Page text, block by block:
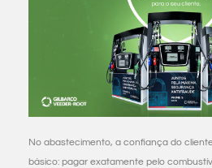
No abastecimento, a confiança do
básico: pagar exatamente pelo